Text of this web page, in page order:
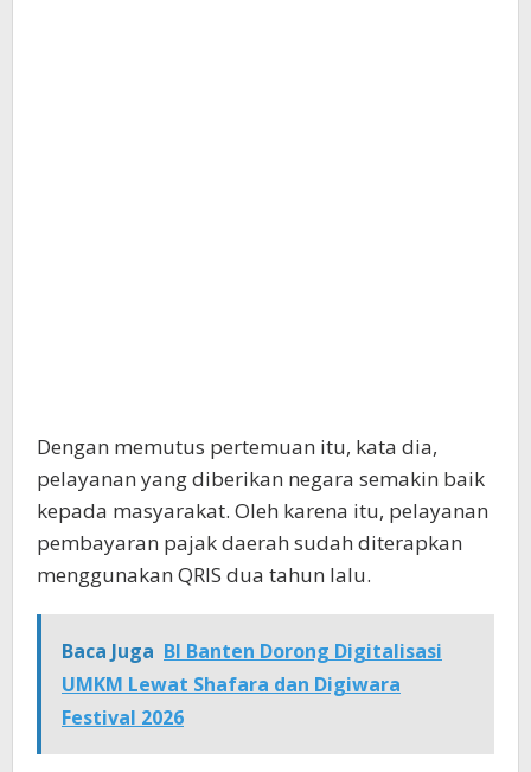
Dengan memutus pertemuan itu, kata dia,
pelayanan yang diberikan negara semakin baik
kepada masyarakat. Oleh karena itu, pelayanan
pembayaran pajak daerah sudah diterapkan
menggunakan QRIS dua tahun lalu.
Baca Juga BI Banten Dorong Digitalisasi
UMKM Lewat Shafara dan Digiwara
Festival 2026